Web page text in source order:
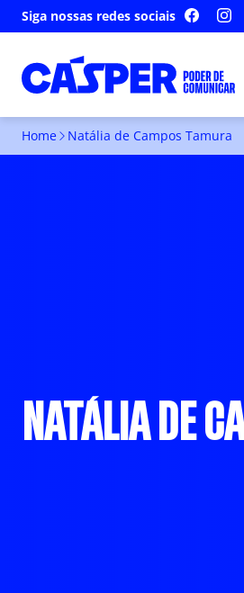
Siga nossas redes sociais
Home Natália de Campos Tamura
NATÁLIA DE